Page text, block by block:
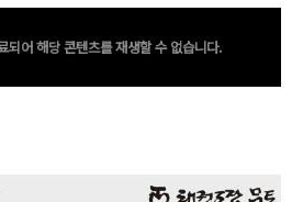
되어 해당 콘텐츠를 재생할 수 없습니다.